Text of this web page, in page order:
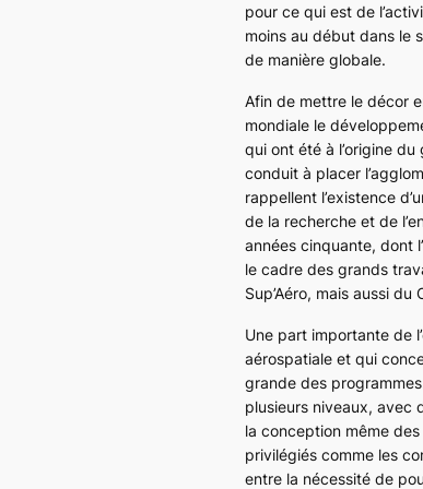
pour ce qui est de
moins au début dans le
de manière globale.
Afin de mettre le décor
mondiale le
qui ont été à l’origine
conduit à placer
rappellent l’existence
de la recherche et de
années cinquante, dont
le cadre des grands
Sup’Aéro, mais aussi du
Une part importante de
aérospatiale et qui
grande des
plusieurs niveaux, avec
la conception même
privilégiés comme les
entre la nécessité de